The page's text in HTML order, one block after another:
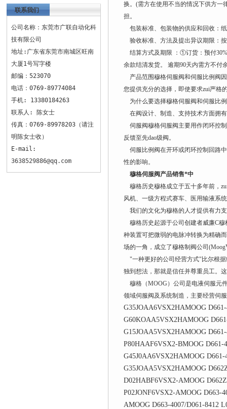
联系我们
公司名称：东莞市广联自动化科
技有限公司
地址:广东省东莞市南城区旺南
大厦1号写字楼
邮编：523070
电话：0769-89774084
手机: 13380184263
联系人: 陈女士
传真：0769-89978203（请注
明陈女士收）
E-mail:
3638529886@qq.com
换。(需方在使用不当的情况下供方一
担。
包装标准、包装物的供应和回收：
验收标准、方法及提出异议期限：
结算方式及期限 ：①订货：预付
余款结清发货。 逾期90天内需方不付
产品范围穆格伺服阀和伺服比例阀
您提供充分的选择，即使要求zui严格
为什么要选择穆格伺服阀和伺服比
在阀设计、制造、支持技术方面拥
伺服阀穆格伺服阀主要用作闭环控
反馈至先dao级阀。
伺服比例阀在开环或闭环控制回路
性的影响。
穆格伺服阀产品销售*中
穆格历史穆格成立于五十多年前，
风机、一级方程式赛车、医用输液系
我们的文化为穆格的人才提供有力
穆格历史起源于公司创建者威廉C穆
种装置可把微弱的电脉冲转换为精确
场的一角，成立了穆格制阀公司
"一种更好的公司经营方式"比尔根据
独到想法，那就是信任并尊重员工。
穆格（MOOG）公司是电液伺服元
领域伺服阀及系统制造，主要经营伺
G35JOAA6VSX2HAMOOG
G60KOAA5VSX2HAMOOG
G15JOAA5VSX2HAMOOG
P80HAAF6VSX2-BMOOG D661-
G45J0AA6VSX2HAMOOG D661-
G35JOAA5VSX2HAMOOG
D02HABF6VSX2-AMOOG
P02JONF6VSX2-AMOOG D663-
AMOOG D663-4007/D061-8412